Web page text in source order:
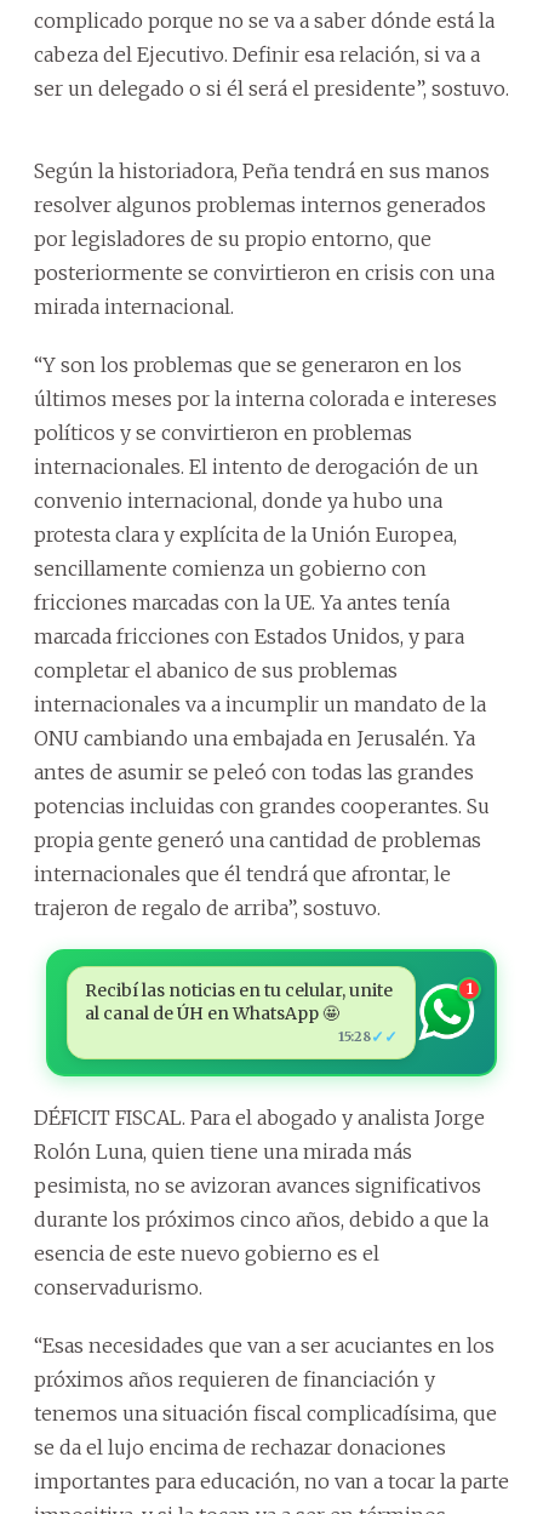
complicado porque no se va a saber dónde está la
cabeza del Ejecutivo. Definir esa relación, si va a
ser un delegado o si él será el presidente”, sostuvo.
Según la historiadora, Peña tendrá en sus manos
resolver algunos problemas internos generados
por legisladores de su propio entorno, que
posteriormente se convirtieron en crisis con una
mirada internacional.
“Y son los problemas que se generaron en los
últimos meses por la interna colorada e intereses
políticos y se convirtieron en problemas
internacionales. El intento de derogación de un
convenio internacional, donde ya hubo una
protesta clara y explícita de la Unión Europea,
sencillamente comienza un gobierno con
fricciones marcadas con la UE. Ya antes tenía
marcada fricciones con Estados Unidos, y para
completar el abanico de sus problemas
internacionales va a incumplir un mandato de la
ONU cambiando una embajada en Jerusalén. Ya
antes de asumir se peleó con todas las grandes
potencias incluidas con grandes cooperantes. Su
propia gente generó una cantidad de problemas
internacionales que él tendrá que afrontar, le
trajeron de regalo de arriba”, sostuvo.
Recibí las noticias en tu celular, unite
al canal de ÚH en WhatsApp 🤩
15:28✓✓
1
DÉFICIT FISCAL. Para el abogado y analista Jorge
Rolón Luna, quien tiene una mirada más
pesimista, no se avizoran avances significativos
durante los próximos cinco años, debido a que la
esencia de este nuevo gobierno es el
conservadurismo.
“Esas necesidades que van a ser acuciantes en los
próximos años requieren de financiación y
tenemos una situación fiscal complicadísima, que
se da el lujo encima de rechazar donaciones
importantes para educación, no van a tocar la parte